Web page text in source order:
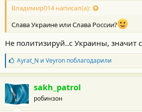
Владимир014 написал(а):
Слава Украине или Слава России?
Не политизируй..с Украины, значит
Б
л
а
г
о
д
а
Ayrat_N и Veyronпоблагодарили
sakh_patrol
робинзон